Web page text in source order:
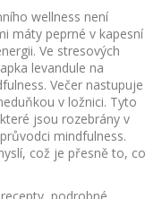
wellness není
máty peprné v kapesní
Ve stresových
levandule na
Večer nastupuje
v ložnici. Tyto
jsou rozebrány v
mindfulness.
což je přesně to, co